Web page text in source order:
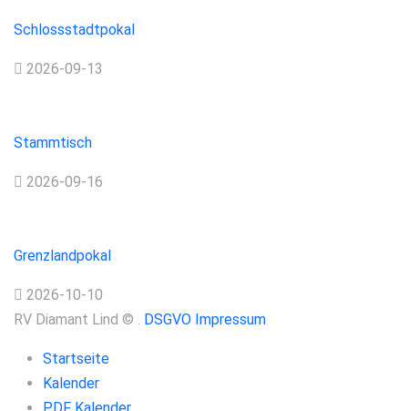
Schlossstadtpokal
2026-09-13
Stammtisch
2026-09-16
Grenzlandpokal
2026-10-10
RV Diamant Lind © . DSGVO Impressum
Startseite
Kalender